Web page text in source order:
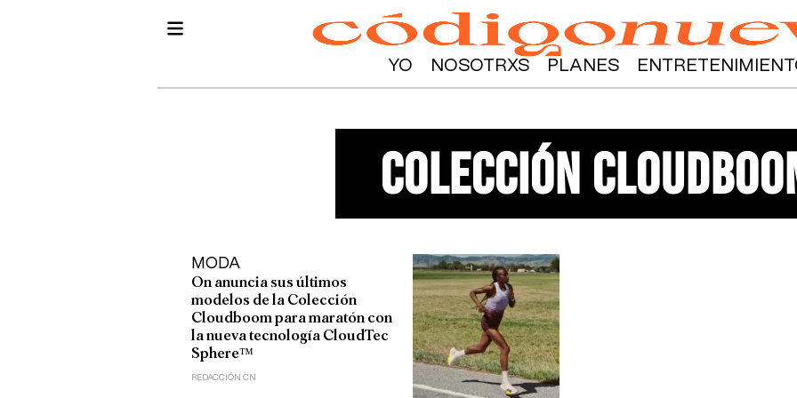
YO NOSOTRXS PLANES
colección
MODA
On anuncia sus últimos
modelos de la Colección
Cloudboom para maratón con
la nueva tecnología CloudTec
Sphere™
REDACCIÓN CN